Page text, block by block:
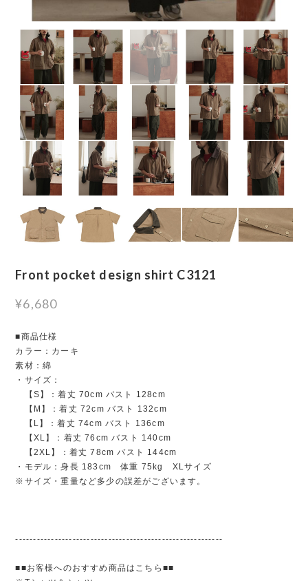
Front pocket design shirt C3121
¥6,680
■商品仕様
カラー：カーキ
素材：綿
・サイズ：
【S】：着丈 70cm バスト 128cm
【M】：着丈 72cm バスト 132cm
【L】：着丈 74cm バスト 136cm
【XL】：着丈 76cm バスト 140cm
【2XL】：着丈 78cm バスト 144cm
・モデル：身長 183cm 体重 75kg XLサイズ
※サイズ・重量など多少の誤差がございます。
----------------------------------------------------------
■■お客様へのおすすめ商品はこちら■■